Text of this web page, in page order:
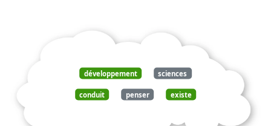
développement sciences
conduit penser existe